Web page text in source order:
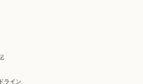
ライン